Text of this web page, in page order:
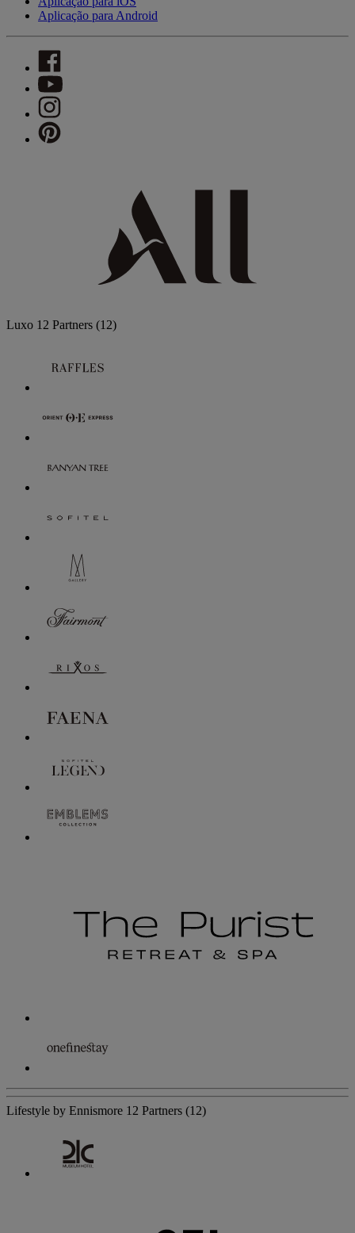
Aplicação para Android
Luxo 12 Partners (12)
Lifestyle by Ennismore 12 Partners (12)